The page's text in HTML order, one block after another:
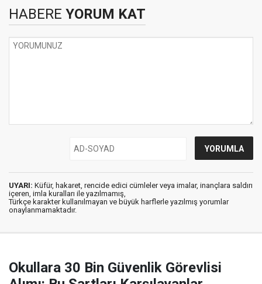
HABERE YORUM KAT
UYARI: Küfür, hakaret, rencide edici cümleler veya imalar, inançlara saldırı
içeren, imla kuralları ile yazılmamış,
Türkçe karakter kullanılmayan ve büyük harflerle yazılmış yorumlar
onaylanmamaktadır.
Okullara 30 Bin Güvenlik Görevlisi